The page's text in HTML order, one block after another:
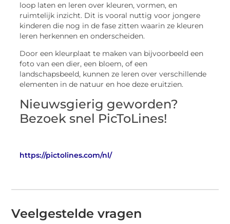
loop laten en leren over kleuren, vormen, en
ruimtelijk inzicht. Dit is vooral nuttig voor jongere
kinderen die nog in de fase zitten waarin ze kleuren
leren herkennen en onderscheiden.
Door een kleurplaat te maken van bijvoorbeeld een
foto van een dier, een bloem, of een
landschapsbeeld, kunnen ze leren over verschillende
elementen in de natuur en hoe deze eruitzien.
Nieuwsgierig geworden?
Bezoek snel PicToLines!
https://pictolines.com/nl/
Veelgestelde vragen